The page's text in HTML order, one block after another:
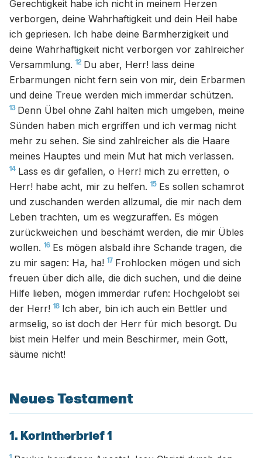
Gerechtigkeit habe ich nicht in meinem Herzen
verborgen, deine Wahrhaftigkeit und dein Heil habe
ich gepriesen. Ich habe deine Barmherzigkeit und
deine Wahrhaftigkeit nicht verborgen vor zahlreicher
Versammlung. 12 Du aber, Herr! lass deine
Erbarmungen nicht fern sein von mir, dein Erbarmen
und deine Treue werden mich immerdar schützen.
13 Denn Übel ohne Zahl halten mich umgeben, meine
Sünden haben mich ergriffen und ich vermag nicht
mehr zu sehen. Sie sind zahlreicher als die Haare
meines Hauptes und mein Mut hat mich verlassen.
14 Lass es dir gefallen, o Herr! mich zu erretten, o
Herr! habe acht, mir zu helfen. 15 Es sollen schamrot
und zuschanden werden allzumal, die mir nach dem
Leben trachten, um es wegzuraffen. Es mögen
zurückweichen und beschämt werden, die mir Übles
wollen. 16 Es mögen alsbald ihre Schande tragen, die
zu mir sagen: Ha, ha! 17 Frohlocken mögen und sich
freuen über dich alle, die dich suchen, und die deine
Hilfe lieben, mögen immerdar rufen: Hochgelobt sei
der Herr! 18 Ich aber, bin ich auch ein Bettler und
armselig, so ist doch der Herr für mich besorgt. Du
bist mein Helfer und mein Beschirmer, mein Gott,
säume nicht!
Neues Testament
1. Korintherbrief 1